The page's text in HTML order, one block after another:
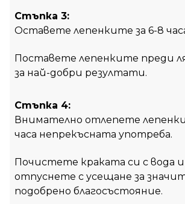
Стъпка 3:
Оставете лепенките за 6-8
Поставете лепенките преди
за най-добри резултати.
Стъпка 4:
Внимателно отлепете
часа непрекъсната употреба.
Почистете краката си с вода и
отпуснете с усещане за
подобрено благосъстояние.